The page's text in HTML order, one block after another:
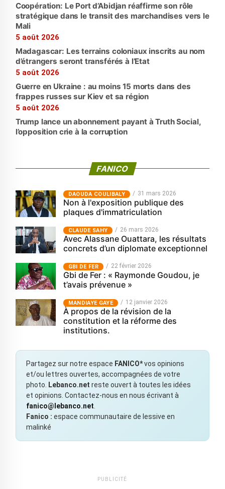
Coopération: Le Port d’Abidjan réaffirme son rôle
stratégique dans le transit des marchandises vers le
Mali
5 août 2026
Madagascar: Les terrains coloniaux inscrits au nom
d’étrangers seront transférés à l’Etat
5 août 2026
Guerre en Ukraine : au moins 15 morts dans des
frappes russes sur Kiev et sa région
5 août 2026
Trump lance un abonnement payant à Truth Social,
l’opposition crie à la corruption
FANICO
‎DAOUDA COULIBALY 31 mars 2026
Non à l'exposition publique des
plaques d'immatriculation
CLAUDE SAHY 26 mars 2026
Avec Alassane Ouattara, les résultats
concrets d’un diplomate exceptionnel
GBI DE FER 22 février 2026
Gbi de Fer : « Raymonde Goudou, je
t’avais prévenue »
MANDIAYE GAYE 12 janvier 2026
À propos de la révision de la
constitution et la réforme des
institutions.
Partagez sur notre espace FANICO*vos opinions
et/ou lettres ouvertes, accompagnées de votre
photo.
Lebanco.net reste ouvert à toutes les idées
et opinions. Contactez-nous en nous écrivant à
fanico@lebanco.net
Fanico : espace communautaire de lessive en
malinké
PUBLICITÉ